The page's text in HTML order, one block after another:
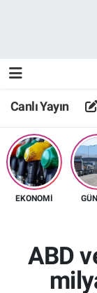
Canlı Yayın
EKONOMİ
ABD
TV 5